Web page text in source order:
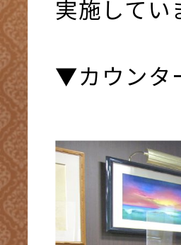
実施してい
▼カウンタ